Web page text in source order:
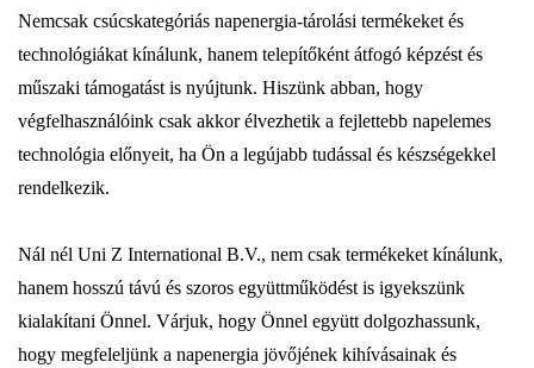
Nemcsak csúcskategóriás napenergia-tárolási termékeket és
technológiákat kínálunk, hanem telepítőként átfogó képzést és
műszaki támogatást is nyújtunk. Hiszünk abban, hogy
végfelhasználóink ​​csak akkor élvezhetik a fejlettebb napelemes
technológia előnyeit, ha Ön a legújabb tudással és készségekkel
rendelkezik.
Nál nél Uni Z International B.V., nem csak termékeket kínálunk,
hanem hosszú távú és szoros együttműködést is igyekszünk
kialakítani Önnel. Várjuk, hogy Önnel együtt dolgozhassunk,
hogy megfeleljünk a napenergia jövőjének kihívásainak és